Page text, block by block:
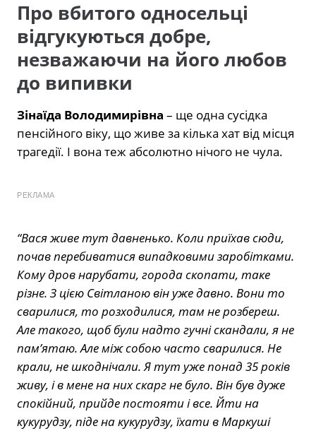
Про вбитого односельці
відгукуються добре,
незважаючи на його любов
до випивки
Зінаїда Володимирівна – ще одна сусідка
пенсійного віку, що живе за кілька хат від місця
трагедії. І вона теж абсолютно нічого не чула.
РЕКЛАМА
“Вася живе тут давненько. Коли приїхав сюди,
почав перебиватися випадковими заробітками.
Кому дров нарубати, города скопати, таке
різне. З цією Світланою він уже давно. Вони то
сварилися, то розходилися, там не розбереш.
Але такого, щоб були надто гучні скандали, я не
пам’ятаю. Але між собою часто сварилися. Не
крали, не шкоднічали. Я тут уже понад 35 років
живу, і в мене на них скарг не було. Він був дуже
спокійний, прийде постояти і все. Йти на
кукурудзу, піде на кукурудзу, їхати в Маркуші